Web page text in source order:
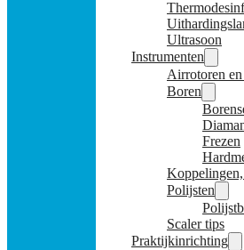
Ultrasoon
Instrumenten
Airrotoren
Boren
Frezen
Polijsten
Scaler tips
Praktijkinrichting